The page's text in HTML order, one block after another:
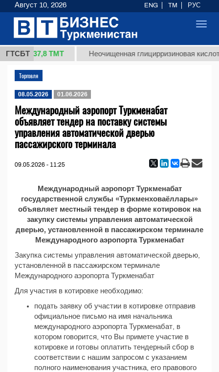
ГТСБТ
1 (кг.) 37,8 ТМТ Неочищенная глицирризиновая
Торговля
08.05.2026 01.06.2026
Международный аэропорт Туркменабат
объявляет тендер на поставку системы
управления автоматической дверью
пассажирского терминала
09.05.2026 - 11:25
Международный аэропорт Туркменабат
государственной службы «Туркменховаёллары»
объявляет местный тендер в форме котировок на
закупку системы управления автоматической
дверью, установленной в пассажирском терминале
Международного аэропорта Туркменабат
Закупка системы управления автоматической дверью,
установленной в пассажирском терминале
Международного аэропорта Туркменабат
Для участия в котировке необходимо:
подать заявку об участии в котировке отправив
официальное письмо на имя начальника
международного аэропорта Туркменабат, в
котором говорится, что Вы примете участие в
котировке и готовы оплатить тендерный сбор в
соответствии с нашим запросом с указанием
полного наименования участника, его правового
Август 10, 2026 ENG TM РУС